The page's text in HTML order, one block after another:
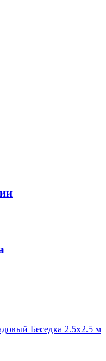
Беседка 2.5х2.5 м